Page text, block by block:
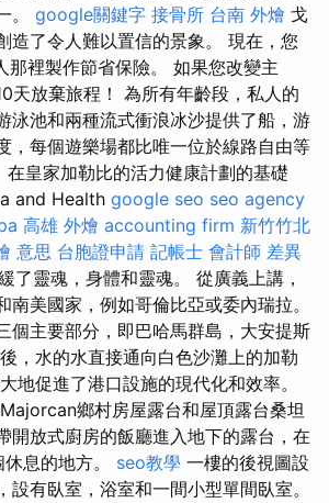
。 google關鍵字 接骨所 台南 外燴 戈
造了令人難以置信的景象。 現在，您
裡製作節省保險。 如果您改變主
天放棄旅程！ 為所有年齡段，私人的
泳池和兩種流式衝浪冰沙提供了船，游
，每個遊樂場都比唯一位於線路自由等
皇家加勒比的活力健康計劃的基礎
and Health google seo seo agency
高雄 外燴 accounting firm 新竹竹北
意思 台胞證申請 記帳士 會計師 差異
了靈魂，身體和靈魂。 從廣義上講，
南美國家，例如哥倫比亞或委內瑞拉。
個主要部分，即巴哈馬群島，大安提斯
，水的水直接通向白色沙灘上的加勒
地促進了港口設施的現代化和效率。
鄉村房屋露台和屋頂露台桑坦
開放式廚房的飯廳進入地下的露台，在
息的地方。 seo教學 一樓的後視圖設
設有臥室，浴室和一間小型單間臥室。